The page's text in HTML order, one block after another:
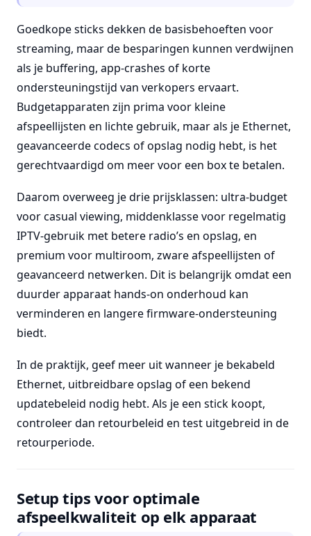
Goedkope sticks dekken de basisbehoeften voor
streaming, maar de besparingen kunnen verdwijnen
als je buffering, app-crashes of korte
ondersteuningstijd van verkopers ervaart.
Budgetapparaten zijn prima voor kleine
afspeellijsten en lichte gebruik, maar als je Ethernet,
geavanceerde codecs of opslag nodig hebt, is het
gerechtvaardigd om meer voor een box te betalen.
Daarom overweeg je drie prijsklassen: ultra-budget
voor casual viewing, middenklasse voor regelmatig
IPTV-gebruik met betere radio’s en opslag, en
premium voor multiroom, zware afspeellijsten of
geavanceerd netwerken. Dit is belangrijk omdat een
duurder apparaat hands-on onderhoud kan
verminderen en langere firmware-ondersteuning
biedt.
In de praktijk, geef meer uit wanneer je bekabeld
Ethernet, uitbreidbare opslag of een bekend
updatebeleid nodig hebt. Als je een stick koopt,
controleer dan retourbeleid en test uitgebreid in de
retourperiode.
Setup tips voor optimale
afspeelkwaliteit op elk apparaat